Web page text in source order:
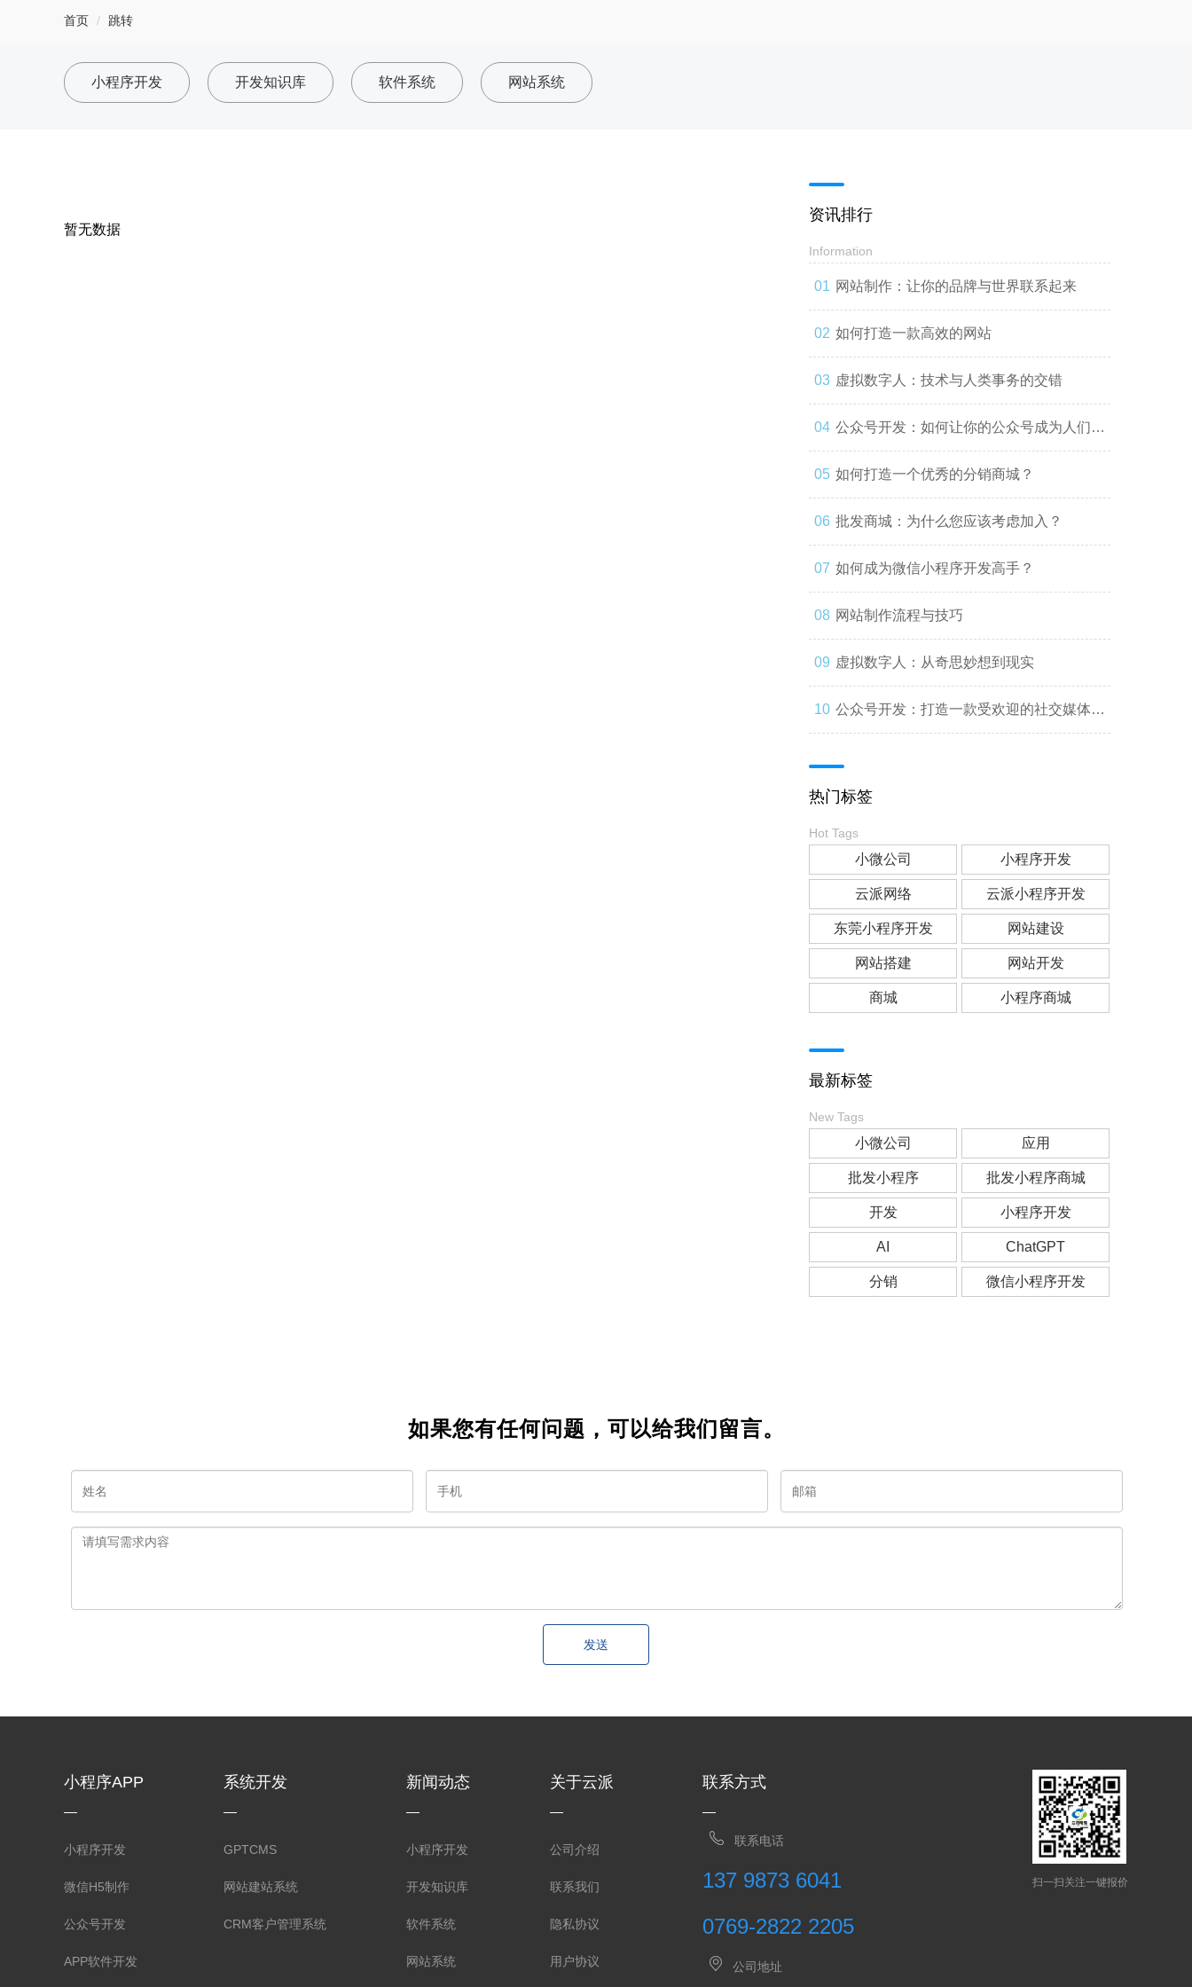
首页 跳转
小程序开发 开发知识库 软件系统 网站系统
暂无数据
资讯排行
Information
网站制作：让你的品牌与世界联系起来
如何打造一款高效的网站
虚拟数字人：技术与人类事务的交错
公众号开发：如何让你的公众号成为人们心
中的第一选择
如何打造一个优秀的分销商城？
批发商城：为什么您应该考虑加入？
如何成为微信小程序开发高手？
网站制作流程与技巧
虚拟数字人：从奇思妙想到现实
公众号开发：打造一款受欢迎的社交媒体应
热门标签
Hot Tags
小微公司 小程序开发
云派网络 云派小程序开发
东莞小程序开发 网站建设
网站搭建 网站开发
商城 小程序商城
最新标签
New Tags
小微公司 应用
批发小程序 批发小程序商城
开发 小程序开发
AI ChatGPT
分销 微信小程序开发
如果您有任何问题，可以给我们留言。
发送
小程序APP
小程序开发
微信H5制作
公众号开发
APP软件开发
系统开发
GPTCMS
网站建站系统
CRM客户管理系统
新闻动态
小程序开发
开发知识库
软件系统
网站系统
关于云派
公司介绍
联系我们
隐私协议
用户协议
联系方式
联系电话
137 9873 6041
0769-2822 2205
扫一扫关注一键报价
公司地址